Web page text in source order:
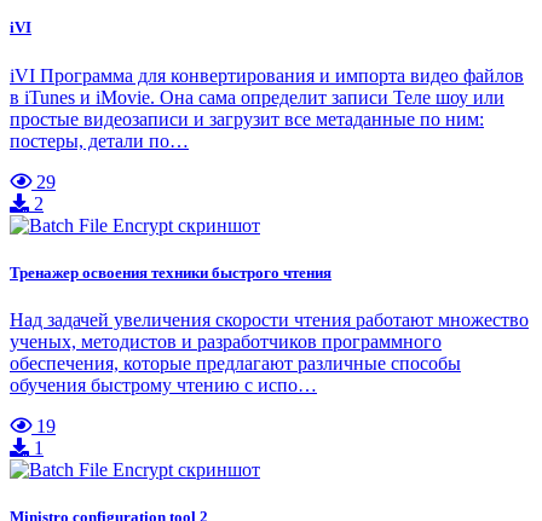
iVI
iVI Программа для конвертирования и импорта видео файлов
в iTunes и iMovie. Она сама определит записи Теле шоу или
простые видеозаписи и загрузит все метаданные по ним:
постеры, детали по…
29
2
Тренажер освоения техники быстрого чтения
Над задачей увеличения скорости чтения работают множество
ученых, методистов и разработчиков программного
обеспечения, которые предлагают различные способы
обучения быстрому чтению с испо…
19
1
Ministro configuration tool 2